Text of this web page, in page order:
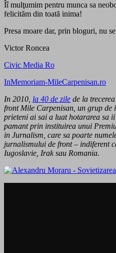
Îî mulţumim pentru munca sa
felicităm din toată inima!
Presa moare dar, prin bloguri, nu
Victor Roncea
Civic Media Ro
InMemoriam-MileCarpenisan.ro
In 2010, la 40 de zile de la
front Mile Carpenisan, un grup
prieteni ai sai a luat hotararea sa ii
pamant prin instituirea unui
in Jurnalism, care sa poarte
jurnalismului de front – indiferent
Iugoslavie, Irak sau Romania.